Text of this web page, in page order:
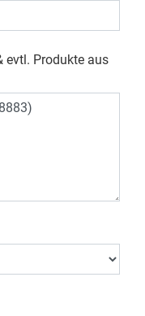
evtl. Produkte aus